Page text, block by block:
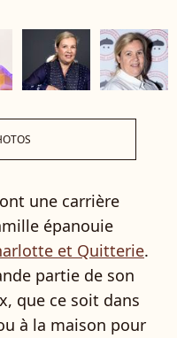
une carrière
épanouie
et Quitterie.
partie de son
que ce soit dans
à la maison pour